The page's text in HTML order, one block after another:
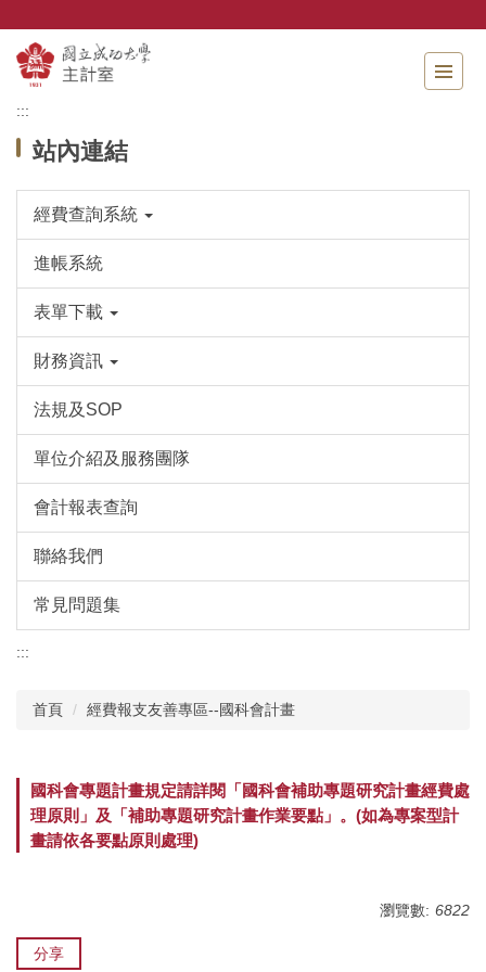
主
要
內
區
:::
站內連結
經費查詢系統
進帳系統
表單下載
財務資訊
法規及SOP
單位介紹及服務團隊
會計報表查詢
聯絡我們
常見問題集
:::
首頁 經費報支友善專區--國科會計畫
國科會專題計畫規定請詳閱「國科會補助專題研究計畫經費處
理原則」及「補助專題研究計畫作業要點」。(如為專案型計
畫請依各要點原則處理)
瀏覽數: 6822
分享